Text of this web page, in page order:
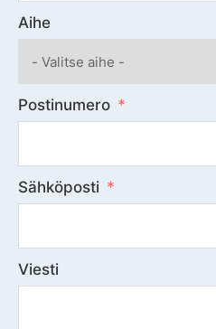
Aihe
Postinumero
Sähköposti
Viesti